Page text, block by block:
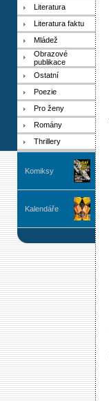
Literatura
Literatura faktu
Mládež
Obrazové
publikace
Ostatní
Poezie
Pro ženy
Romány
Thrillery
Komiksy
Kalendáře